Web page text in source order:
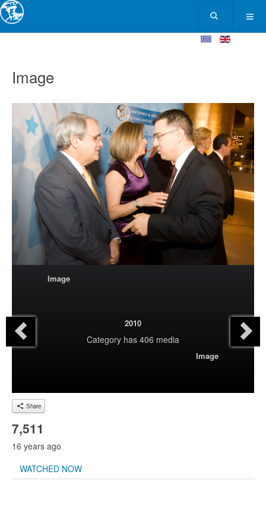
Image
Image
2010
Category has 406 media
Image
Share
7,511
16 years ago
WATCHED NOW